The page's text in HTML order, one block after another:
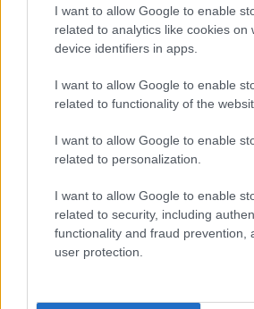
I want to allow Google to enable
related to analytics like cookies on
device identifiers in apps.
I want to allow Google to enable
related to functionality of the
I want to allow Google to enable
related to personalization.
I want to allow Google to enable
related to security, including
functionality and fraud prevention,
user protection.